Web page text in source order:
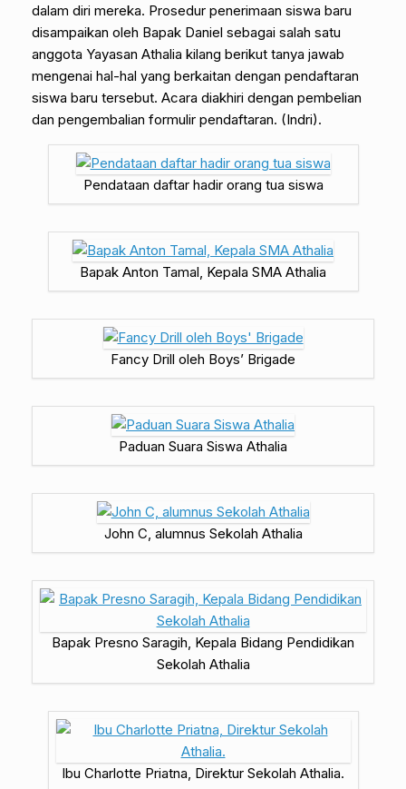
dalam diri mereka. Prosedur penerimaan siswa baru
disampaikan oleh Bapak Daniel sebagai salah satu
anggota Yayasan Athalia kilang berikut tanya jawab
mengenai hal-hal yang berkaitan dengan pendaftaran
siswa baru tersebut. Acara diakhiri dengan pembelian
dan pengembalian formulir pendaftaran. (Indri).
Pendataan daftar hadir orang tua siswa
Bapak Anton Tamal, Kepala SMA Athalia
Fancy Drill oleh Boys’ Brigade
Paduan Suara Siswa Athalia
John C, alumnus Sekolah Athalia
Bapak Presno Saragih, Kepala Bidang Pendidikan
Sekolah Athalia
Ibu Charlotte Priatna, Direktur Sekolah Athalia.